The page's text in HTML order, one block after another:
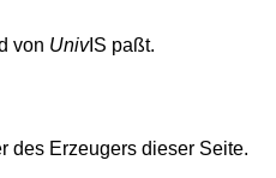
von UnivIS paßt.
des Erzeugers dieser Seite.